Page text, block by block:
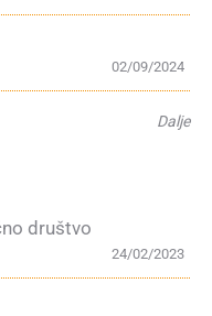
02/09/2024
Dalje
društvo
24/02/2023